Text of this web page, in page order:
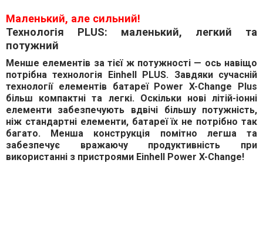
Маленький, але сильний!
Технологія PLUS: маленький, легкий та
потужний
Менше елементів за тієї ж потужності — ось навіщо
потрібна технологія Einhell PLUS. Завдяки сучасній
технології елементів батареї Power X-Change Plus
більш компактні та легкі. Оскільки нові літій-іонні
елементи забезпечують вдвічі більшу потужність,
ніж стандартні елементи, батареї їх не потрібно так
багато. Менша конструкція помітно легша та
забезпечує вражаючу продуктивність при
використанні з пристроями Einhell Power X-Change!